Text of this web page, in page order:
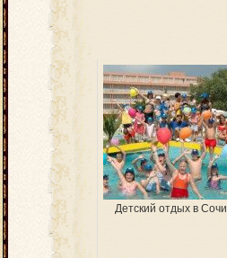
Детский отдых в Сочи